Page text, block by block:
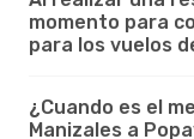
momento para
para los vuelos
¿Cuando es el
Manizales a